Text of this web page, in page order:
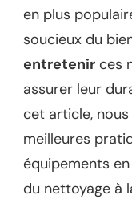
en plus
soucieux du
entretenir ces
assurer leur
cet article,
meilleures
équipements
du nettoyage à